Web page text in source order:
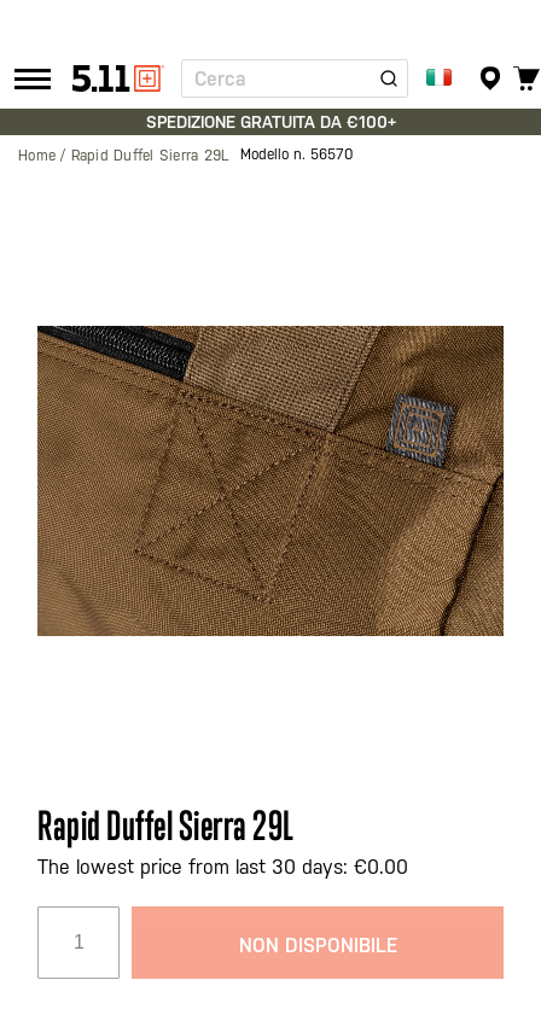
Tactical
Gear
Cerca
SPEDIZIONE GRATUITA DA €100+
Home Rapid Duffel Sierra 29L Modello n. 56570
di
immagini
Vai
all'inizio
della
immagini
Rapid Duffel Sierra 29L
The lowest price from last 30 days: €0.00
NON DISPONIBILE